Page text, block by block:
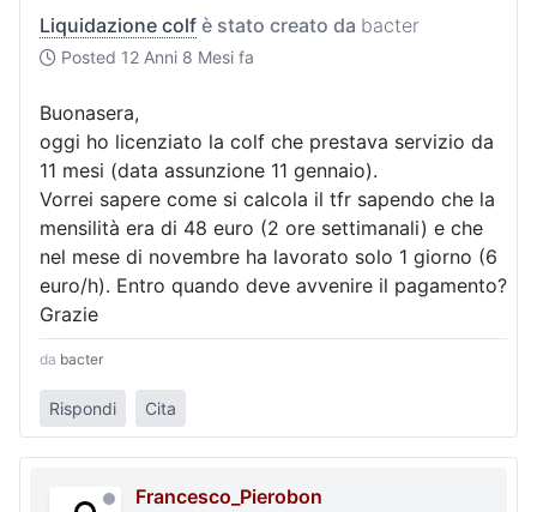
Liquidazione colf è stato creato da bacter
Posted 12 Anni 8 Mesi fa
Buonasera,
oggi ho licenziato la colf che prestava servizio da
11 mesi (data assunzione 11 gennaio).
Vorrei sapere come si calcola il tfr sapendo che la
mensilità era di 48 euro (2 ore settimanali) e che
nel mese di novembre ha lavorato solo 1 giorno (6
euro/h). Entro quando deve avvenire il pagamento?
Grazie
da bacter
Rispondi Cita
Francesco_Pierobon